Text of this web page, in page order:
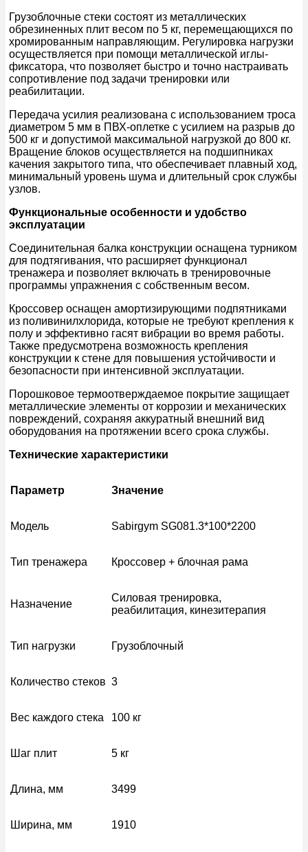
Грузоблочные стеки состоят из металлических
обрезиненных плит весом по 5 кг, перемещающихся по
хромированным направляющим. Регулировка нагрузки
осуществляется при помощи металлической иглы-
фиксатора, что позволяет быстро и точно настраивать
сопротивление под задачи тренировки или
реабилитации.
Передача усилия реализована с использованием троса
диаметром 5 мм в ПВХ-оплетке с усилием на разрыв до
500 кг и допустимой максимальной нагрузкой до 800 кг.
Вращение блоков осуществляется на подшипниках
качения закрытого типа, что обеспечивает плавный ход,
минимальный уровень шума и длительный срок службы
узлов.
Функциональные особенности и удобство
эксплуатации
Соединительная балка конструкции оснащена турником
для подтягивания, что расширяет функционал
тренажера и позволяет включать в тренировочные
программы упражнения с собственным весом.
Кроссовер оснащен амортизирующими подпятниками
из поливинилхлорида, которые не требуют крепления к
полу и эффективно гасят вибрации во время работы.
Также предусмотрена возможность крепления
конструкции к стене для повышения устойчивости и
безопасности при интенсивной эксплуатации.
Порошковое термоотверждаемое покрытие защищает
металлические элементы от коррозии и механических
повреждений, сохраняя аккуратный внешний вид
оборудования на протяжении всего срока службы.
Технические характеристики
Параметр Значение
Модель Sabirgym SG081.3*100*2200
Тип тренажера Кроссовер + блочная рама
Назначение
Силовая тренировка,
реабилитация, кинезитерапия
Тип нагрузки Грузоблочный
Количество стеков 3
Вес каждого стека 100 кг
Шаг плит 5 кг
Длина, мм 3499
Ширина, мм 1910